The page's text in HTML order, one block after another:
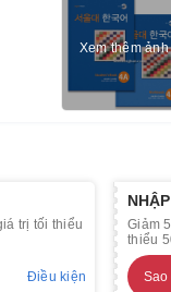
Xem thêm ảnh
trị tối thiểu
Điều kiện
Giảm
thiểu
Sao